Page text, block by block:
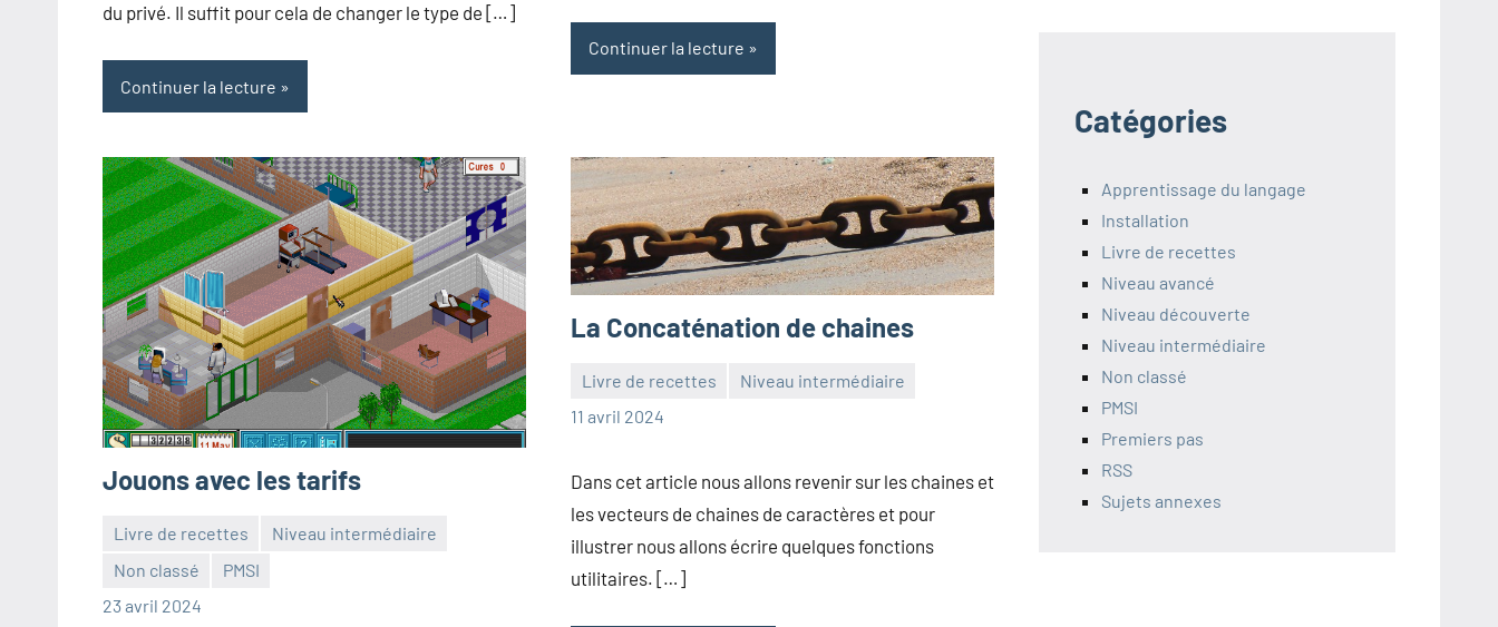
du privé. Il suffit pour cela de changer le type de […]
Continuer la lecture
Continuer la lecture
Jouons avec les tarifs
Livre de recettes
Niveau intermédiaire
Non classé
PMSI
23 avril 2024
Frédéric
Senis
Aucun
commentaire
La Concaténation de chaines
Livre de recettes
Niveau intermédiaire
11 avril 2024
Frédéric
Aucun
Dans cet article nous allons revenir sur les chaines et
les vecteurs de chaines de caractères et pour
illustrer nous allons écrire quelques fonctions
utilitaires. […]
Catégories
Apprentissage du langage
Installation
Livre de recettes
Niveau avancé
Niveau découverte
Niveau intermédiaire
Non classé
PMSI
Premiers pas
RSS
Sujets annexes